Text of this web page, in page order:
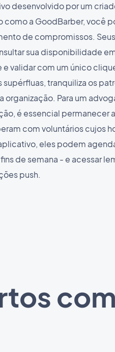
desenvolvido por um
a GoodBarber, você
de compromissos.
sua disponibilidade
e validar com um único
supérfluas, tranquiliza os
organização. Para um
é essencial permanecer
com voluntários cujos
eles podem
de semana - e acessar
push.